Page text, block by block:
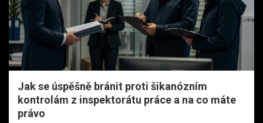
Jak se úspěšně bránit proti šikanózním
kontrolám z inspektorátu práce a na co máte
právo